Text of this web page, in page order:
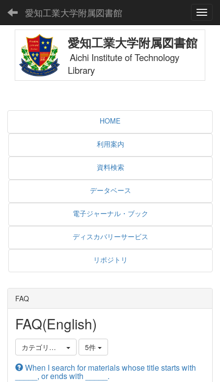
愛知工業大学附属図書館
愛知工業大学附属図書館
Aichi Institute of Technology
Library
HOME
利用案内
資料検索
データベース
電子ジャーナル・ブック
ディスカバリーサービス
リポジトリ
FAQ
FAQ(English)
カテゴリ選択 5件
When I search for materials whose title starts with
_____, or ends with _____.